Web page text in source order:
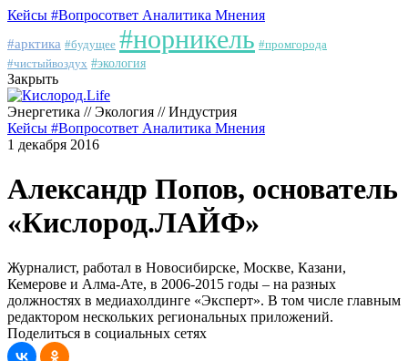
Кейсы #Вопросответ Аналитика Мнения
#арктика #будущее #норникель #промгорода
#чистыйвоздух #экология
Закрыть
Энергетика // Экология // Индустрия
Кейсы #Вопросответ Аналитика Мнения
1 декабря 2016
Александр Попов, основатель
«Кислород.ЛАЙФ»
Журналист, работал в Новосибирске, Москве, Казани,
Кемерове и Алма-Ате, в 2006-2015 годы – на разных
должностях в медиахолдинге «Эксперт». В том числе главным
редактором нескольких региональных приложений.
Поделиться в социальных сетях